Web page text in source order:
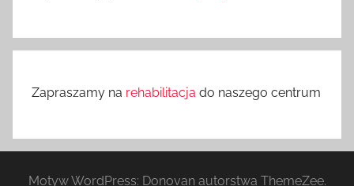
Zapraszamy na rehabilitacja do naszego centrum
Motyw WordPress: Donovan autorstwa ThemeZee.